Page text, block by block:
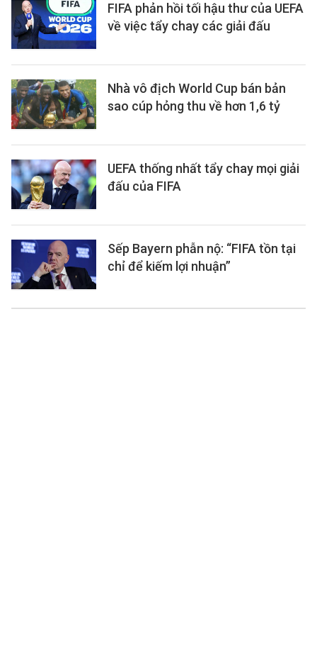
FIFA phản hồi tối hậu thư của UEFA
về việc tẩy chay các giải đấu
Nhà vô địch World Cup bán bản
sao cúp hỏng thu về hơn 1,6 tỷ
UEFA thống nhất tẩy chay mọi giải
đấu của FIFA
Sếp Bayern phẫn nộ: “FIFA tồn tại
chỉ để kiếm lợi nhuận”